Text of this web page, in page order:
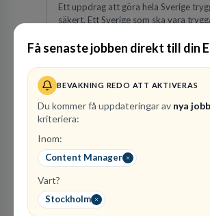
Få senaste jobben direkt till din
BEVAKNING REDO ATT AKTIVERAS
Du kommer få uppdateringar av nya jobb
kriteriera:
Inom:
Content Manager
Vart?
Stockholm
Ett uppdrag att göra hela Sverige
säkert. Ett Sverige som ska vara
kollegor gör vi det möjligt.